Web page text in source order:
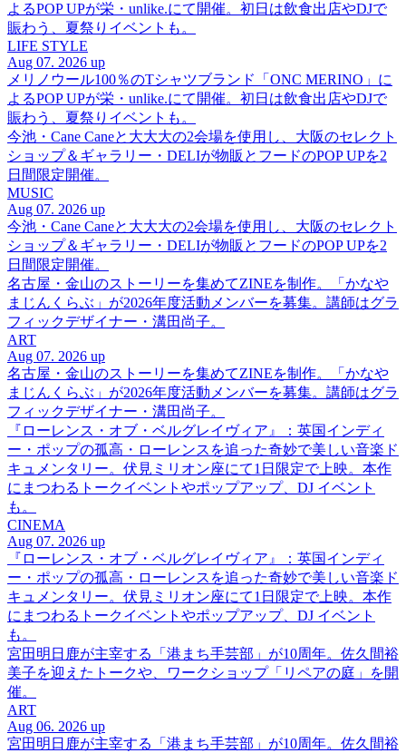
よるPOP UPが栄・unlike.にて開催。初日は飲食出店やDJで
賑わう、夏祭りイベントも。
LIFE STYLE
Aug 07. 2026 up
メリノウール100％のTシャツブランド「ONC MERINO」に
よるPOP UPが栄・unlike.にて開催。初日は飲食出店やDJで
賑わう、夏祭りイベントも。
今池・Cane Caneと大大大の2会場を使用し、大阪のセレクト
ショップ＆ギャラリー・DELIが物販とフードのPOP UPを2
日間限定開催。
MUSIC
Aug 07. 2026 up
今池・Cane Caneと大大大の2会場を使用し、大阪のセレクト
ショップ＆ギャラリー・DELIが物販とフードのPOP UPを2
日間限定開催。
名古屋・金山のストーリーを集めてZINEを制作。「かなや
まじんくらぶ」が2026年度活動メンバーを募集。講師はグラ
フィックデザイナー・溝田尚子。
ART
Aug 07. 2026 up
名古屋・金山のストーリーを集めてZINEを制作。「かなや
まじんくらぶ」が2026年度活動メンバーを募集。講師はグラ
フィックデザイナー・溝田尚子。
『ローレンス・オブ・ベルグレイヴィア』：英国インディ
ー・ポップの孤高・ローレンスを追った奇妙で美しい音楽ド
キュメンタリー。伏見ミリオン座にて1日限定で上映。本作
にまつわるトークイベントやポップアップ、DJ イベント
も。
CINEMA
Aug 07. 2026 up
『ローレンス・オブ・ベルグレイヴィア』：英国インディ
ー・ポップの孤高・ローレンスを追った奇妙で美しい音楽ド
キュメンタリー。伏見ミリオン座にて1日限定で上映。本作
にまつわるトークイベントやポップアップ、DJ イベント
も。
宮田明日鹿が主宰する「港まち手芸部」が10周年。佐久間裕
美子を迎えたトークや、ワークショップ「リペアの庭」を開
催。
ART
Aug 06. 2026 up
宮田明日鹿が主宰する「港まち手芸部」が10周年。佐久間裕